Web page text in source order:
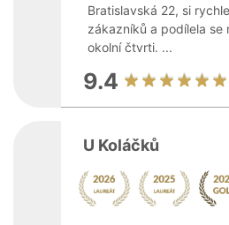
Bratislavská 22, si
zákazníků a podílela se
okolní čtvrti. ...
9.4
U Koláčků